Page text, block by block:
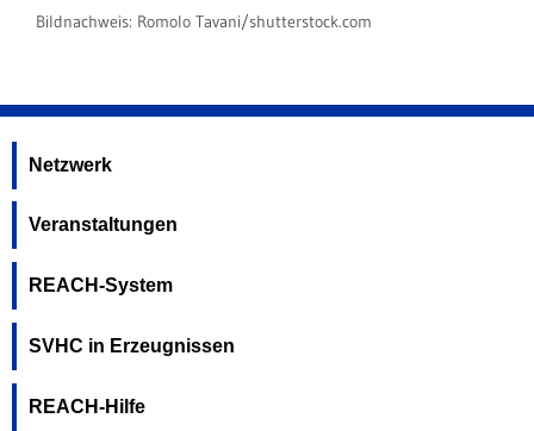
Bildnachweis: Romolo Tavani/shutterstock.com
Netzwerk
Veranstaltungen
REACH-System
SVHC in Erzeugnissen
REACH-Hilfe